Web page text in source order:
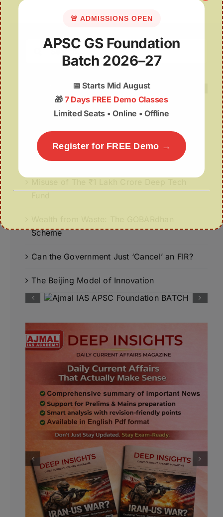
Search
Assam Budget 2026–27 Notes PDF – Free
Download
Scheme
Can the Government Just ‘Cancel’ an FIR?
The Beijing Model of Innovation
🚨 ADMISSIONS OPEN
APSC GS Foundation
Batch 2026–27
📅Starts Mid August
🎁 7 Days FREE Demo Classes
Limited Seats • Online • Offline
Register for FREE Demo →